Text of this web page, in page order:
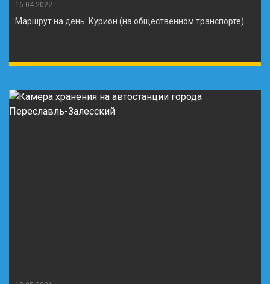
16-04-2022
Маршрут на день: Курион (на общественном транспорте)